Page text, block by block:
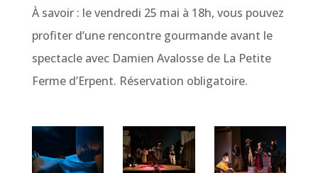
À savoir : le vendredi 25 mai à 18h, vous pouvez
profiter d’une rencontre gourmande avant le
spectacle avec Damien Avalosse de La Petite
Ferme d’Erpent. Réservation obligatoire.